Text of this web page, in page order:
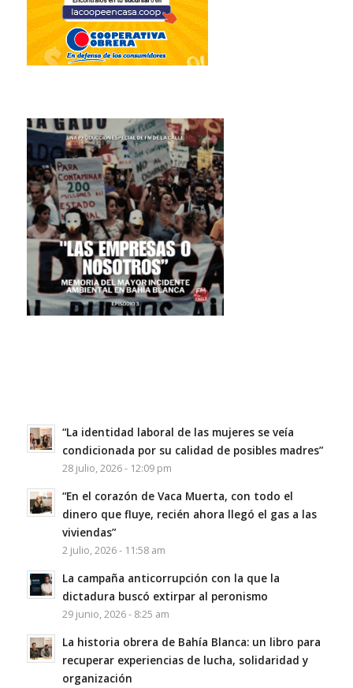
“La identidad laboral de las mujeres se veía
condicionada por su calidad de posibles madres”
28 julio, 2026 - 12:09 pm
“En el corazón de Vaca Muerta, con todo el
dinero que fluye, recién ahora llegó el gas a las
viviendas”
2 julio, 2026 - 11:58 am
La campaña anticorrupción con la que la
dictadura buscó extirpar al peronismo
29 junio, 2026 - 8:25 am
La historia obrera de Bahía Blanca: un libro para
recuperar experiencias de lucha, solidaridad y
organización